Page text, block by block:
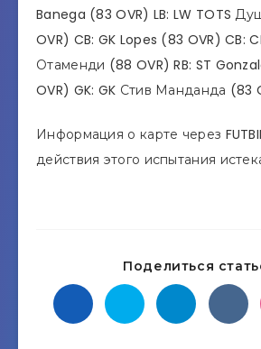
Banega (83 OVR) LB: LW TOTS
OVR) CB: GK Lopes (83 OVR) CB:
Отаменди (88 OVR) RB: ST
OVR) GK: GK Стив Манданда (83
Информация о карте через
действия этого испытания
Поделиться